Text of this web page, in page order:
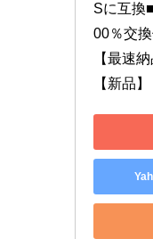
Sに互換
00％交
【最速
【新品】